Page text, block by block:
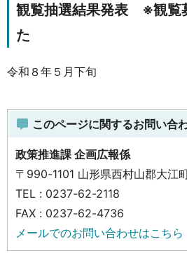
観覧抽選結果発表 ※観覧
た
令和８年５月下旬
このページに関するお問い合
政策推進課 企画広報係
〒990-1101 山形県西村山郡大江
TEL : 0237-62-2118
FAX : 0237-62-4736
メールでのお問い合わせはこちら